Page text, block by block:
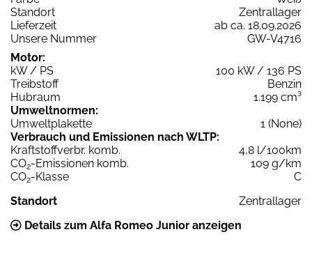
Standort
Zentrallager
Lieferzeit
ab ca. 18.09.2026
Unsere Nummer
GW-V4716
Motor:
kW / PS
100 kW / 136 PS
Treibstoff
Benzin
Hubraum
1.199 cm³
Umweltnormen:
Umweltplakette
1 (None)
Verbrauch und Emissionen nach WLTP:
Kraftstoffverbr. komb.
4,8 l/100km
CO2-Emissionen komb.
109 g/km
CO2-Klasse
C
Standort
Zentrallager
Details zum Alfa Romeo Junior anzeigen